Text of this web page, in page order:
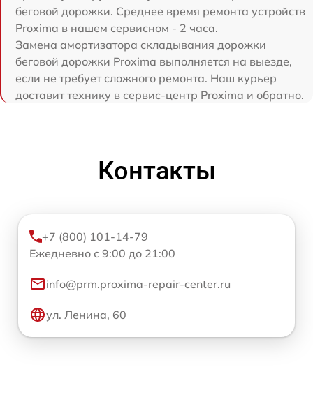
беговой дорожки. Среднее время ремонта устройств
Proxima в нашем сервисном - 2 часа.
Замена амортизатора складывания дорожки
беговой дорожки Proxima выполняется на выезде,
если не требует сложного ремонта. Наш курьер
доставит технику в сервис-центр Proxima и обратно.
Контакты
+7 (800) 101-14-79
Ежедневно с 9:00 до 21:00
info@prm.proxima-repair-center.ru
ул. Ленина, 60